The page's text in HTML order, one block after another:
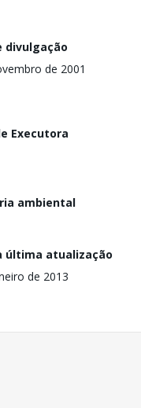
divulgação
de 2001
Executora
ambiental
última atualização
de 2013